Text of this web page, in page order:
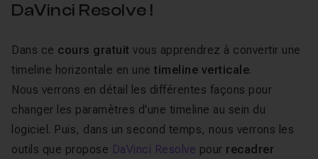
DaVinci Resolve !
Dans ce cours gratuit vous apprendrez à convertir une
timeline horizontale en une timeline verticale.
Nous verrons en détail les différentes façons pour
changer les paramètres d'une timeline au sein du
logiciel. Puis, dans un second temps, nous verrons les
outils que propose DaVinci Resolve pour recadrer